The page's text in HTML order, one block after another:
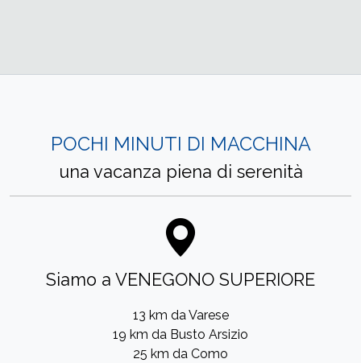
POCHI MINUTI DI MACCHINA
una vacanza piena di serenità
Siamo a VENEGONO SUPERIORE
13 km da Varese
19 km da Busto Arsizio
25 km da Como